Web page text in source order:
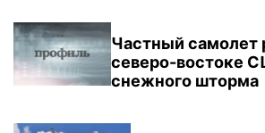
Частный самолет
северо-востоке
снежного шторма